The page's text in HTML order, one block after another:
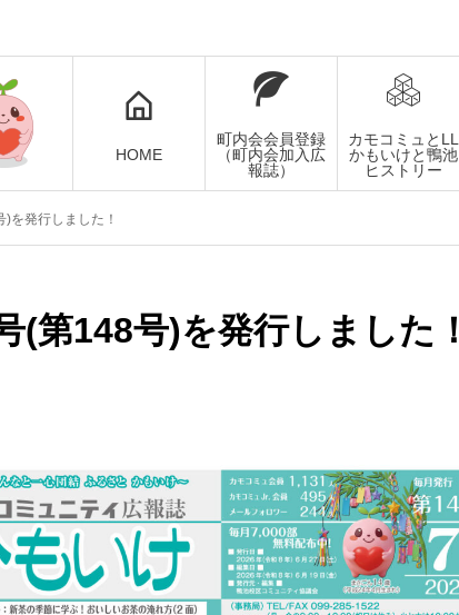
HOME
町内会会員登録
（町内会加入広
報誌）
カモコミュとLL
かもいけと鴨池
ヒストリー
を発行しました！
(第148号)を発行しました！